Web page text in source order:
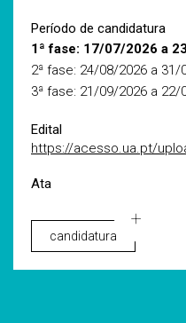
Período de candidatura
1ª fase: 17/07/2026 a
2ª fase: 24/08/2026 a 31/
3ª fase: 21/09/2026 a 22/
Edital
https://acesso.ua.pt/
Ata
candidatura